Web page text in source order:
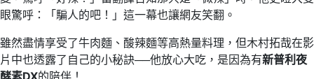
眼驚呼：「騙人的吧！」這一幕也讓網友笑翻。
雖然盡情享受了牛肉麵、酸辣麵等高熱量料理，但木村拓哉在影
片中也透露了自己的小秘訣──他放心大吃，是因為有新普利夜
酵素DX的陪伴！